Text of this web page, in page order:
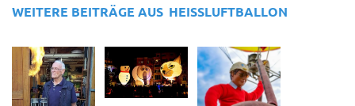
WEITERE BEITRÄGE AUS HEISSLUFTBALLON